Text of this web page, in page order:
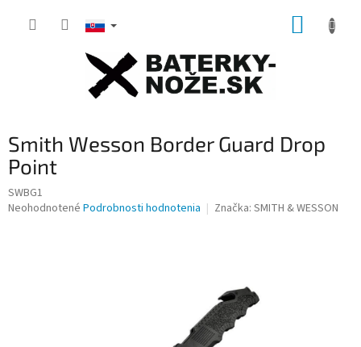
Smith Wesson Border Guard Drop
Point
SWBG1
Priemerné
Neohodnotené Podrobnosti hodnotenia Značka: SMITH & WESSON